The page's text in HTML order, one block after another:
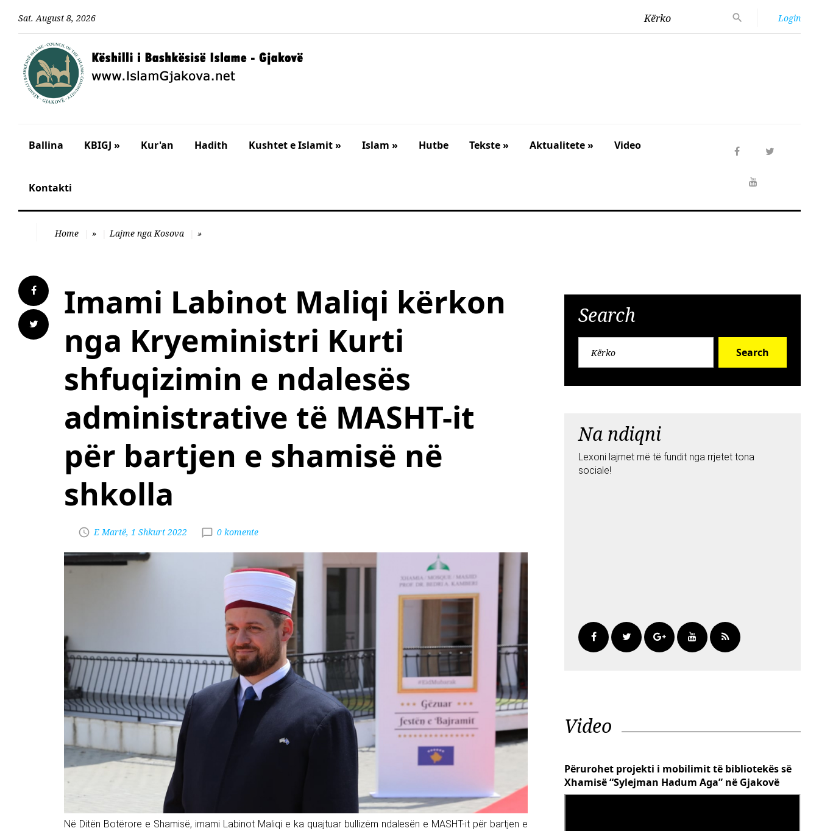
Sat. August 8, 2026 Kërko Login
Ballina KBIGJ » Kur'an Hadith Kushtet e Islamit » Islam » Hutbe Tekste » Aktualitete » Video
Kontakti
Home » Lajme nga Kosova »
Imami Labinot Maliqi kërkon
nga Kryeministri Kurti
shfuqizimin e ndalesës
administrative të MASHT-it
për bartjen e shamisë në
shkolla
E Martë, 1 Shkurt 2022 0 komente
Në Ditën Botërore e Shamisë, imami Labinot Maliqi e ka quajtuar bullizëm ndalesën e MASHT-it për bartjen e
Search
Search
Na ndiqni
Lexoni lajmet më të fundit nga rrjetet tona
sociale!
Video
Përurohet projekti i mobilimit të bibliotekës së
Xhamisë “Sylejman Hadum Aga” në Gjakovë